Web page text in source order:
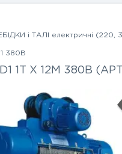
і ТАЛІ електричні (220,
380В
1Т Х 12М 380В